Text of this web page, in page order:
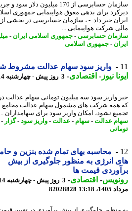
سازمان حسابرسی از 170 میلیون دلار سود و جریمه
برای بدهی معوق هواپیمایی جمهوری اسلامی
خبر داد. - ، سازمان حسابرسی در بخشی از
شرکت هواپیمایی ...
حسابرسی -جمهوری اسلامی ایران - میلیون
- جمهوری اسلامی
واریز سود سهام عدالت مشروط شد
نیوز-اقتصادی-3 روز پیش - چهارشنبه 14 مرداد 1405، 13:51
واریز سود سه میلیون تومانی سهام عدالت در
شرکت های مشمول سهام عدالت مجامع خود را
نشود، امکان واریز سود برای سهامداران ...
عدالت-سهام-عدالت-واریز سود -گزار-
محاسبه بهای تمام شده بنزین و حامل
انرژی به منظور جلوگیری از بیش
قیمت ها
-اقتصادی-
3 روز پیش - چهارشنبه 14
13:18
82028828